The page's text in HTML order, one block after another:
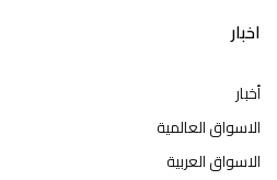
اخبار
أخبار
الاسواق العالمية
الاسواق العربية